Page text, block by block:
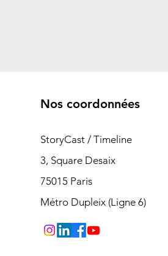
Nos coordonnées
StoryCast / Timeline
3, Square Desaix
75015 Paris
Métro Dupleix (Ligne 6)